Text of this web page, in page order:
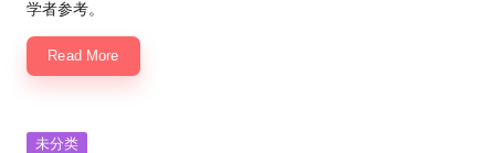
学者参考。
Read More
Posted
未分类